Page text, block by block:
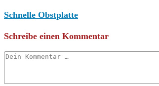
Schnelle Obstplatte
Schreibe einen Kommentar
Kommentar